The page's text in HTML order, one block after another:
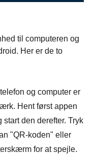
til computeren og
Her er de to
og computer er
Hent først appen
den derefter. Tryk
"QR-koden" eller
for at spejle.